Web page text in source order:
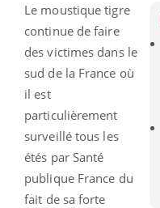
Le moustique tigre
continue de faire
des victimes dans le
sud de la France où
il est
particulièrement
surveillé tous les
étés par Santé
publique France du
fait de sa forte